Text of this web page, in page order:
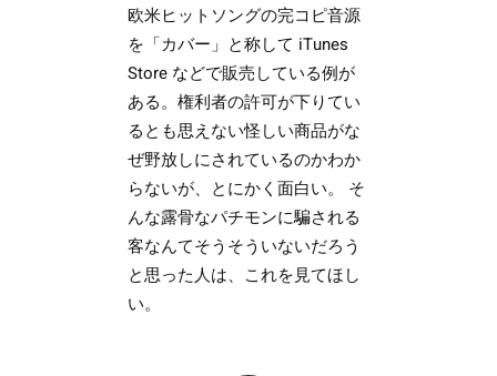
欧米ヒットソングの完コピ音源
を「カバー」と称して iTunes
Store などで販売している例が
ある。権利者の許可が下りてい
るとも思えない怪しい商品がな
ぜ野放しにされているのかわか
らないが、とにかく面白い。 そ
んな露骨なパチモンに騙される
客なんてそうそういないだろう
と思った人は、これを見てほし
い。